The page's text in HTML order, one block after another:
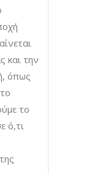
και την
όπως
το
ό,τι